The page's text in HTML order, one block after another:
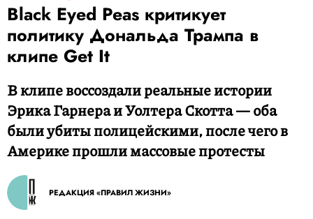
Black Eyed Peas критикует
политику Дональда Трампа в
клипе Get It
В клипе воссоздали реальные истории
Эрика Гарнера и Уолтера Скотта — оба
были убиты полицейскими, после чего в
Америке прошли массовые протесты
РЕДАКЦИЯ «ПРАВИЛ ЖИЗНИ»